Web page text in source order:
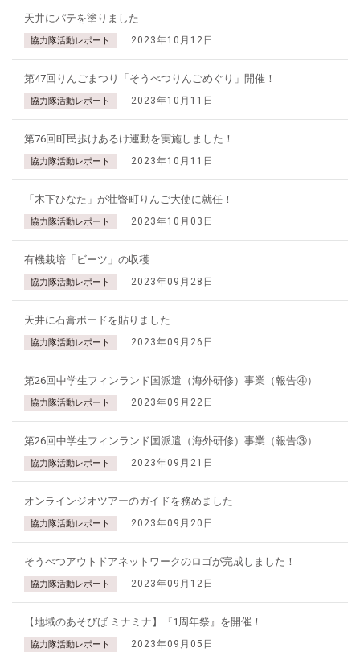
天井にパテを塗りました
協力隊活動レポート 2023年10月12日
第47回りんごまつり「そうべつりんごめぐり」開催！
協力隊活動レポート 2023年10月11日
第76回町民歩けあるけ運動を実施しました！
協力隊活動レポート 2023年10月11日
「木下ひなた」が壮瞥町りんご大使に就任！
協力隊活動レポート 2023年10月03日
有機栽培「ビーツ」の収穫
協力隊活動レポート 2023年09月28日
天井に石膏ボードを貼りました
協力隊活動レポート 2023年09月26日
第26回中学生フィンランド国派遣（海外研修）事業（報告④）
協力隊活動レポート 2023年09月22日
第26回中学生フィンランド国派遣（海外研修）事業（報告③）
協力隊活動レポート 2023年09月21日
オンラインジオツアーのガイドを務めました
協力隊活動レポート 2023年09月20日
そうべつアウトドアネットワークのロゴが完成しました！
協力隊活動レポート 2023年09月12日
【地域のあそびば ミナミナ】『1周年祭』を開催！
協力隊活動レポート 2023年09月05日